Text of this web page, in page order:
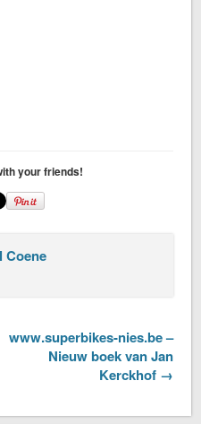
your friends!
Coene
www.superbikes-nies.be –
Nieuw boek van Jan
Kerckhof →